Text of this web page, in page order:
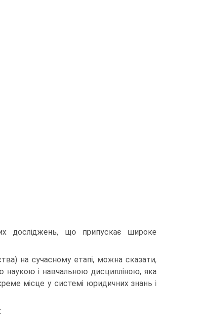
досліджень, що припускає широке
на сучасному етапі, можна сказати,
і навчальною дисципліною, яка
місце у системі юридичних знань і